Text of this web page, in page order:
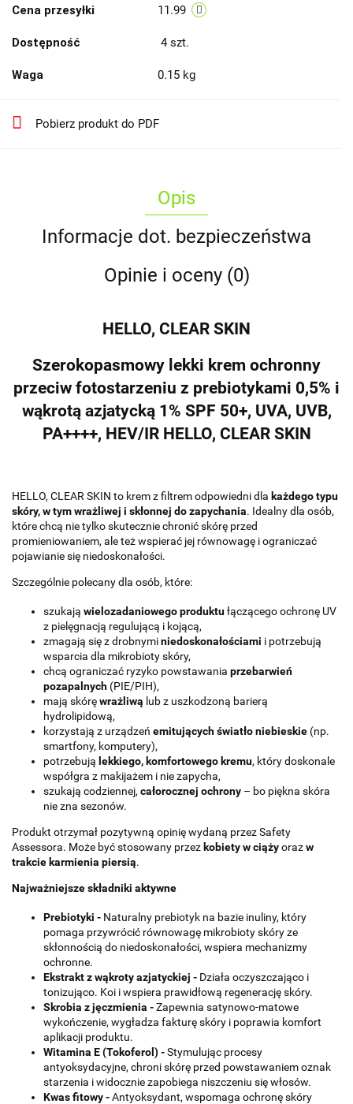
Cena przesyłki 11.99
Dostępność 4 szt.
Waga 0.15 kg
Pobierz produkt do PDF
Opis
Informacje dot. bezpieczeństwa
Opinie i oceny (0)
HELLO, CLEAR SKIN
Szerokopasmowy lekki krem ochronny
przeciw fotostarzeniu z prebiotykami 0,5% i
wąkrotą azjatycką 1% SPF 50+, UVA, UVB,
PA++++, HEV/IR HELLO, CLEAR SKIN
HELLO, CLEAR SKIN to krem z filtrem odpowiedni dla każdego typu
skóry, w tym wrażliwej i skłonnej do zapychania. Idealny dla osób,
które chcą nie tylko skutecznie chronić skórę przed
promieniowaniem, ale też wspierać jej równowagę i ograniczać
pojawianie się niedoskonałości.
Szczególnie polecany dla osób, które:
szukają wielozadaniowego produktułączącego ochronę UV
z pielęgnacją regulującą i kojącą,
zmagają się z drobnyminiedoskonałościami i potrzebują
wsparcia dla mikrobioty skóry,
chcą ograniczać ryzyko powstawania przebarwień
pozapalnych (PIE/PIH),
mają skóręwrażliwą lub z uszkodzoną barierą
hydrolipidową,
korzystają z urządzeń emitujących światło niebieskie (np.
smartfony, komputery),
potrzebują lekkiego, komfortowego kremu, który doskonale
współgra z makijażem i nie zapycha,
szukają codziennej, całorocznej ochrony – bo piękna skóra
nie zna sezonów.
Produkt otrzymał pozytywną opinię wydaną przez Safety
Assessora. Może być stosowany przez kobiety w ciążyorazw
trakcie karmienia piersią.
Najważniejsze składniki aktywne
Prebiotyki - Naturalny prebiotyk na bazie inuliny, który
pomaga przywrócić równowagę mikrobioty skóry ze
skłonnością do niedoskonałości, wspiera mechanizmy
ochronne.
Ekstrakt z wąkroty azjatyckiej - Działa oczyszczająco i
tonizująco. Koi i wspiera prawidłową regenerację skóry.
Skrobia z jęczmienia -Zapewnia satynowo-matowe
wykończenie, wygładza fakturę skóry i poprawia komfort
aplikacji produktu.
Witamina E (Tokoferol) -Stymulując procesy
antyoksydacyjne, chroni skórę przed powstawaniem oznak
starzenia i widocznie zapobiega niszczeniu się włosów.
Kwas fitowy -Antyoksydant, wspomaga ochronę skóry